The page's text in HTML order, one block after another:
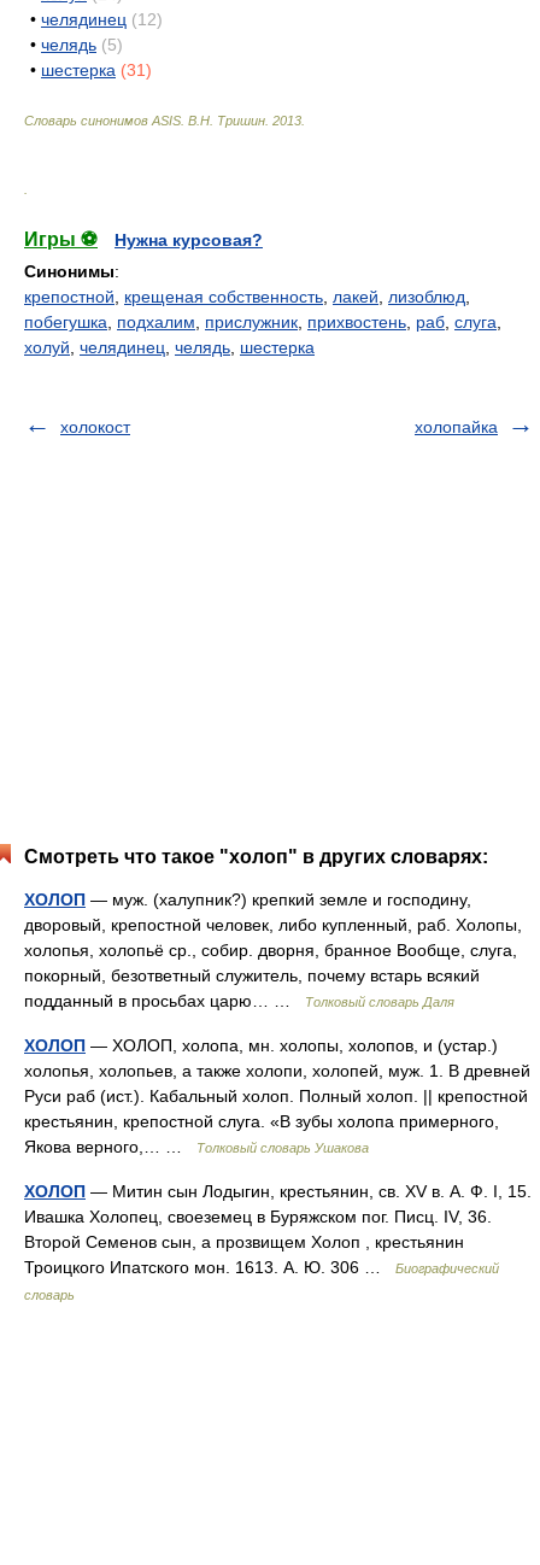
• челядинец (12)
• челядь (5)
• шестерка (31)
Словарь синонимов ASIS. В.Н. Тришин 2013
Игры ⚽
Нужна курсовая?
Синонимы:
крепостной
крещеная собственность лакей лизоблюд
побегушка
подхалим прислужник прихвостень раб слуга
холуй челядинец челядь шестерка
холокост холопайка
Смотреть что такое "холоп" в других словарях:
ХОЛОП — муж. (халупник?) крепкий земле и господину,
дворовый, крепостной человек, либо купленный, раб. Холопы,
холопья, холопьё ср., собир. дворня, бранное Вообще, слуга,
покорный, безответный служитель, почему встарь всякий
подданный в просьбах царю… …
Толковый словарь Даля
ХОЛОП — ХОЛОП, холопа, мн. холопы, холопов, и (устар.)
холопья, холопьев, а также холопи, холопей, муж. 1. В древней
Руси раб (ист.). Кабальный холоп. Полный холоп. || крепостной
крестьянин, крепостной слуга. «В зубы холопа примерного,
Якова верного,… …
Толковый словарь Ушакова
ХОЛОП — Митин сын Лодыгин, крестьянин, св. XV в. А. Ф. I, 15.
Ивашка Холопец, своеземец в Буряжском пог. Писц. IV, 36.
Второй Семенов сын, а прозвищем Холоп , крестьянин
Троицкого Ипатского мон. 1613. А. Ю. 306 …
Биографический
словарь